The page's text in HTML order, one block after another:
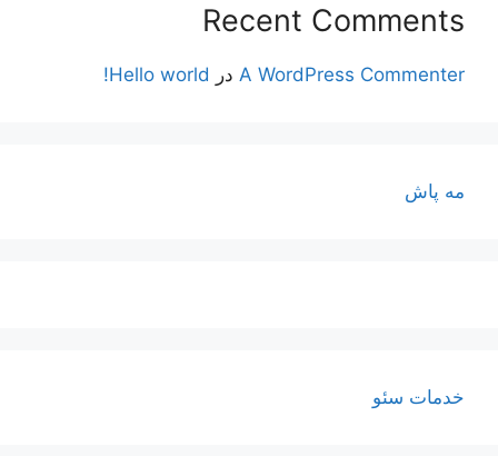
Recent Comments
A WordPress Commenter در Hello world!
مه پاش
خدمات سئو